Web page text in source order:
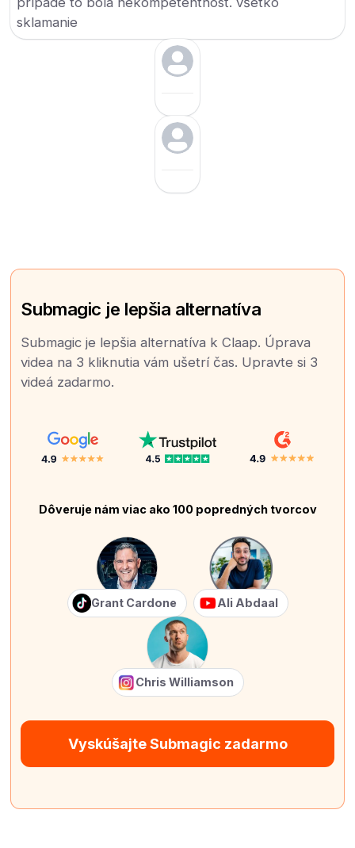
sklamanie
Submagic je lepšia alternatíva
Submagic je lepšia alternatíva k Claap. Úprava
videa na 3 kliknutia vám ušetrí čas. Upravte si 3
videá zadarmo.
Dôveruje nám viac ako 100 popredných tvorcov
Grant Cardone Ali Abdaal
Chris Williamson
Vyskúšajte Submagic zadarmo